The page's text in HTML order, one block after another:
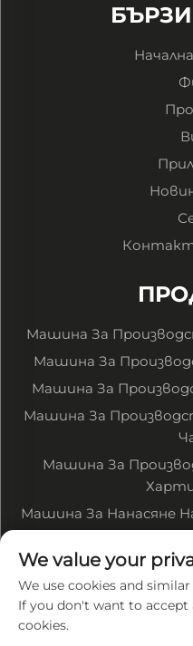
Машина За
Машина За
Машина За
Машина За
Машина За
Машина За Нанасяне
Машина За
Други
We value your
We use cookies and
If you don't want to accept
cookies.